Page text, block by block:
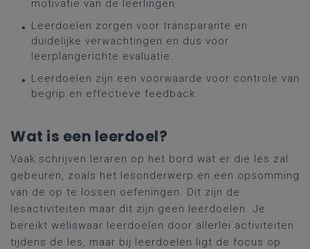
motivatie van de leerlingen.
Leerdoelen zorgen voor transparante en
duidelijke verwachtingen en dus voor
leerplangerichte evaluatie.
Leerdoelen zijn een voorwaarde voor controle van
begrip en effectieve feedback.
Wat is een leerdoel?
Vaak schrijven leraren op het bord wat er die les zal
gebeuren, zoals het lesonderwerp en een opsomming
van de op te lossen oefeningen. Dit zijn de
lesactiviteiten maar dit zijn geen leerdoelen. Je
bereikt weliswaar leerdoelen door allerlei activiteiten
tijdens de les, maar bij leerdoelen ligt de focus op